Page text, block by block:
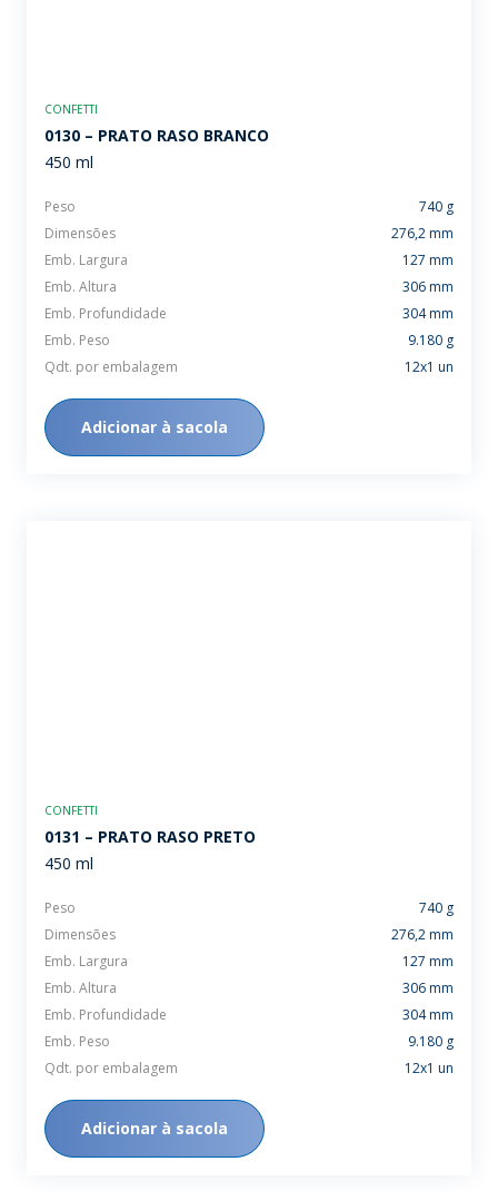
CONFETTI
0130 – PRATO RASO BRANCO
450 ml
Peso
740 g
Dimensões
276,2 mm
Emb. Largura
127 mm
Emb. Altura
306 mm
Emb. Profundidade
304 mm
Emb. Peso
9.180 g
Qdt. por embalagem
12x1 un
Adicionar à sacola
CONFETTI
0131 – PRATO RASO PRETO
450 ml
Peso
740 g
Dimensões
276,2 mm
Emb. Largura
127 mm
Emb. Altura
306 mm
Emb. Profundidade
304 mm
Emb. Peso
9.180 g
Qdt. por embalagem
12x1 un
Adicionar à sacola